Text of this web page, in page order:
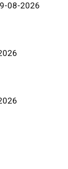
08-2026